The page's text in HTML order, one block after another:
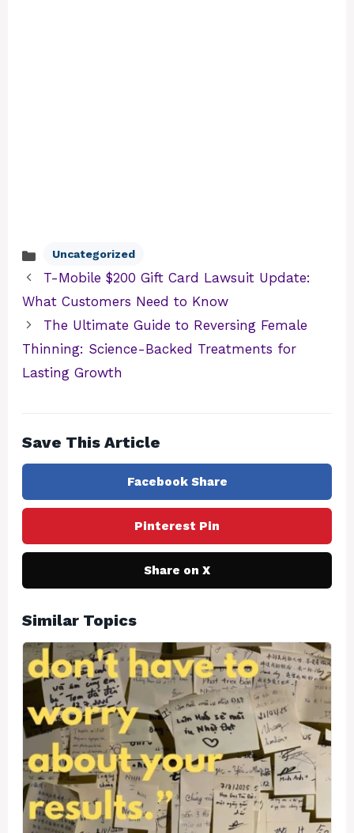
Categories
Uncategorized
T-Mobile $200 Gift Card Lawsuit Update:
What Customers Need to Know
The Ultimate Guide to Reversing Female
Thinning: Science-Backed Treatments for
Lasting Growth
Save This Article
Facebook Share
Pinterest Pin
Share on X
Similar Topics